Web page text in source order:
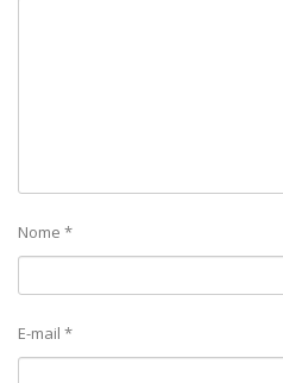
Nome *
E-mail *